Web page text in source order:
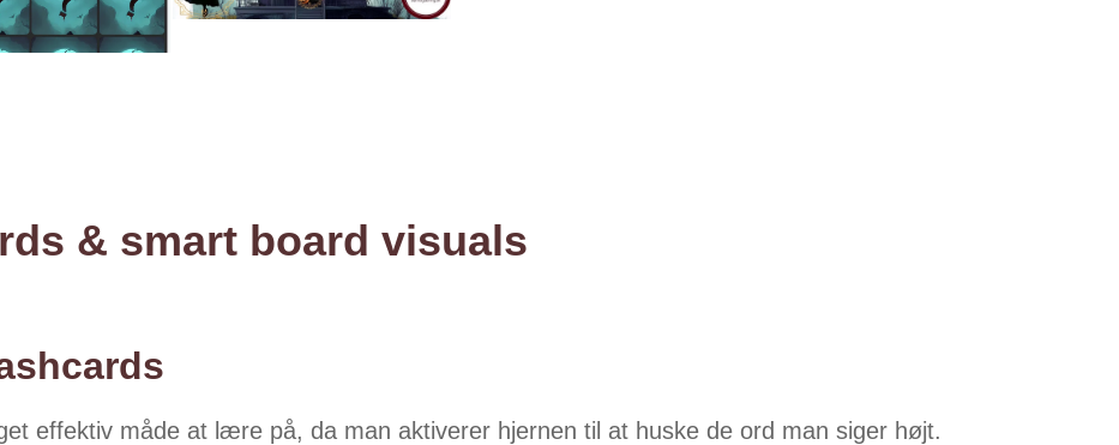
& smart board visuals
effektiv måde at lære på, da man aktiverer hjernen til at huske de ord man siger højt.